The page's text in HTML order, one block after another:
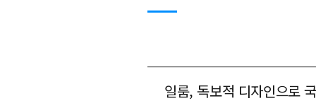
일룸, 독보적 디자인으로